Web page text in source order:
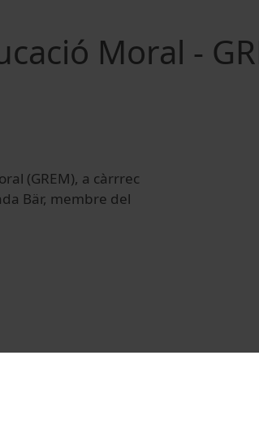
Moral -
(GREM), a càrrrec
Bär, membre del